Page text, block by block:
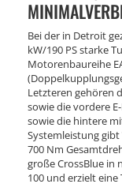
Bei der in Detroit
kW/190 PS starke
Motorenbaureihe
Letzteren gehören
sowie die vordere
sowie die hintere
Systemleistung gibt
700 Nm
große CrossBlue in
100 und erzielt